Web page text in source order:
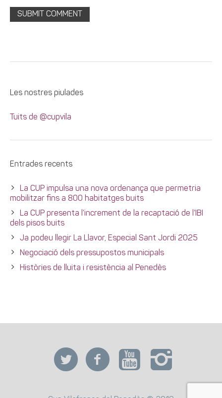
Les nostres piulades
Tuits de @cupvila
Entrades recents
La CUP impulsa una nova ordenança que permetria
mobilitzar fins a 800 habitatges buits
La CUP presenta l’increment de la recaptació de l’IBI
dels pisos buits
Ja podeu llegir La Llavor, Especial Sant Jordi 2025
Negociació dels pressupostos municipals
Històries de lluita i resistència al Penedès